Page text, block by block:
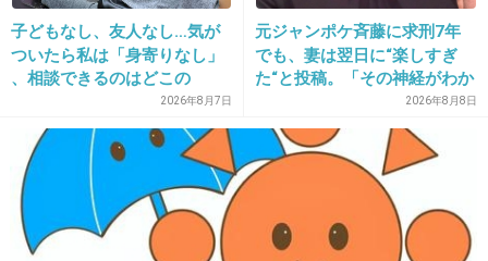
2014/09/26(金) 23:11:42
これはほんっとうにおもしろい！
ラストまで見終わった後、
どこで引き返したらみんなが幸せになれたのか
なとかずっと考えてしまった
子どもなし、友人なし…気が
ついたら私は「身寄りなし」
、相談できるのはどこの
誰？ 「家族がいること」が
前提の世の中、でも孤立は誰
にでも起きる
2026年8月7日
元ジャンポケ斉藤に求刑7年
でも、妻は翌日に“楽しすぎ
た“と投稿。「その神経がわか
2026年8月8日